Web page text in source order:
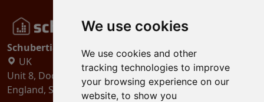
We use cookies
We use cookies and other
tracking technologies to improve
your browsing experience on our
website, to show you
Schubertiades, Ltd.
UK
Unit 8, Dock Offices, Surrey Quays Road, London
England, SE16 2XU